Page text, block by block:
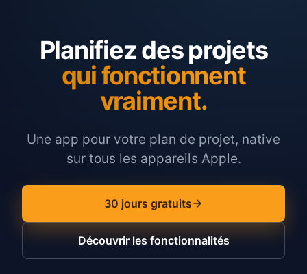
Planifiez des projets
qui fonctionnent
vraiment.
Une app pour votre plan de projet, native
sur tous les appareils Apple.
30 jours gratuits
Découvrir les fonctionnalités